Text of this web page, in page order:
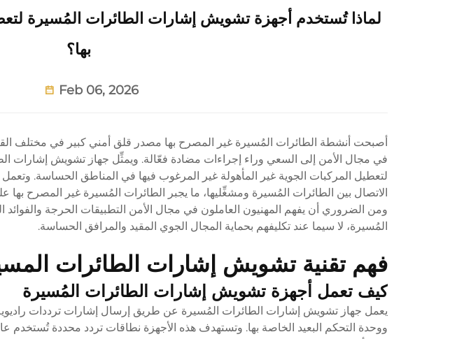
لماذا تُستخدم أجهزة تشويش إشارات الطائرات المُسيرة
بها؟
Feb 06, 2026
أصبحت أنشطة الطائرات المُسيرة غير المصرح بها مصدر قلق أمني كبير في مختلف
في مجال الأمن إلى السعي وراء إجراءات مضادة فعّالة. ويمثِّل جهاز تشويش إشارات
لتعطيل المركبات الجوية غير المأهولة غير المرغوب فيها في المناطق الحساسة.
الاتصال بين الطائرات المُسيرة ومشغِّليها، ما يجبر الطائرات المُسيرة غير المصرح بها
ومن الضروري أن يفهم المهنيون العاملون في مجال الأمن التطبيقات الحرجة
المُسيرة، لا سيما عند تكليفهم بحماية المجال الجوي المقيد والمرافق الحساسة.
فهم تقنية تشويش إشارات الطائرات
كيف تعمل أجهزة تشويش إشارات الطائرات المُسيرة
يعمل جهاز تشويش إشارات الطائرات المُسيرة عن طريق إرسال إشارات ترددات
ووحدة التحكم البعيد الخاصة بها. وتستهدف هذه الأجهزة نطاقات تردد محددة تُستخدم